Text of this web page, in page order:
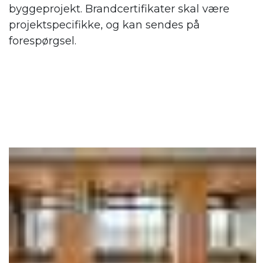
byggeprojekt. Brandcertifikater skal være
projektspecifikke, og kan sendes på
forespørgsel.